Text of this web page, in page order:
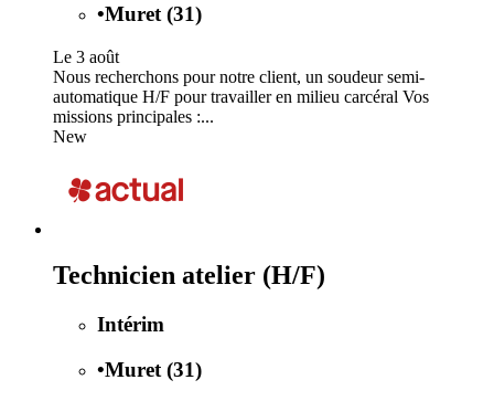
•Muret (31)
Le 3 août
Nous recherchons pour notre client, un soudeur semi-
automatique H/F pour travailler en milieu carcéral Vos
missions principales :...
New
Technicien atelier (H/F)
Intérim
•Muret (31)